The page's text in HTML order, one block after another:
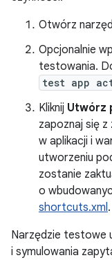
Otwórz
Opcjonalnie
testowania.
test app
Kliknij Utwórz
zapoznaj się
w aplikacji i
utworzeniu
zostanie
o
shortcuts.xml .
Narzędzie testowe
i symulowania